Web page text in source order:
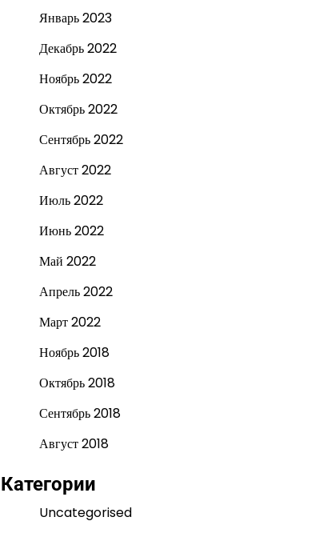
Январь 2023
Декабрь 2022
Ноябрь 2022
Октябрь 2022
Сентябрь 2022
Август 2022
Июль 2022
Июнь 2022
Май 2022
Апрель 2022
Март 2022
Ноябрь 2018
Октябрь 2018
Сентябрь 2018
Август 2018
Категории
Uncategorised